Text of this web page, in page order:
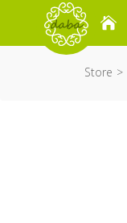
Store